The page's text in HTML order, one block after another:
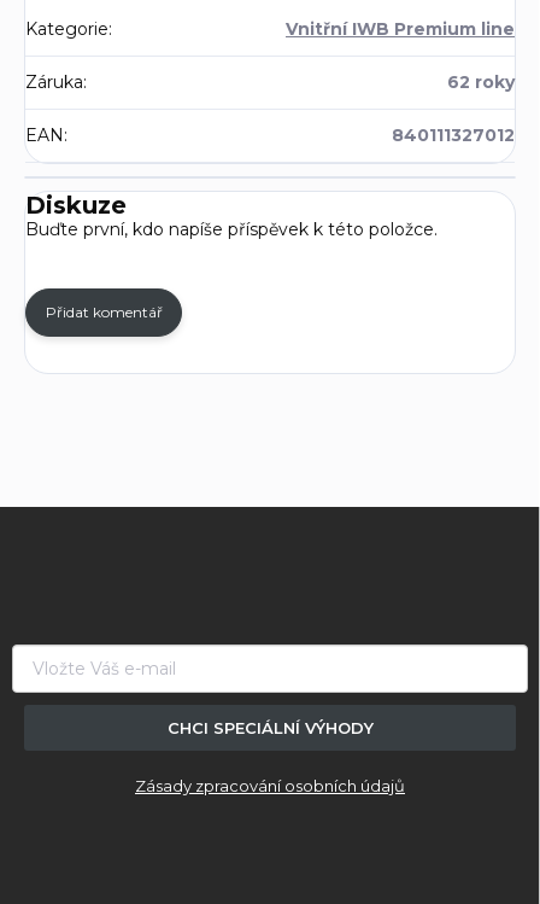
Kategorie: Vnitřní IWB Premium line
Záruka: 62 roky
EAN : 840111327012
Diskuze
Buďte první, kdo napíše příspěvek k této položce.
Přidat komentář
CHCI SPECIÁLNÍ VÝHODY
Zásady zpracování osobních údajů